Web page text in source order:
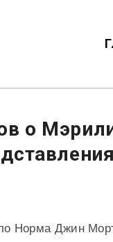
о
Джин